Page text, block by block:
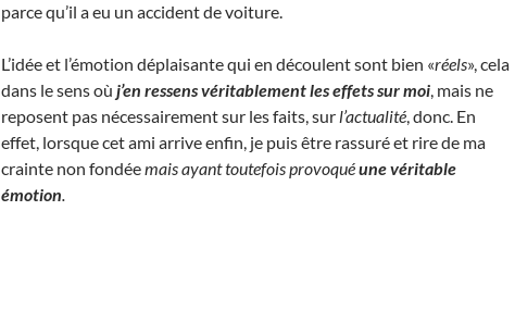
parce qu’il a eu un accident de voiture.
L’idée et l’émotion déplaisante qui en découlent sont bien «réels», cela
dans le sens où j’en ressens véritablement les effets sur moi, mais ne
reposent pas nécessairement sur les faits, sur l’actualité, donc. En
effet, lorsque cet ami arrive enfin, je puis être rassuré et rire de ma
crainte non fondéemais ayant toutefois provoquéunevéritable
émotion.